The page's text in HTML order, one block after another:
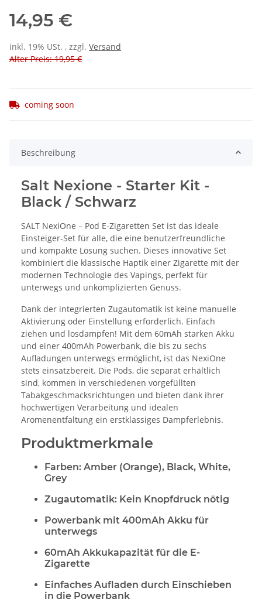
14,95 €
inkl. 19% USt. , zzgl. Versand
Alter Preis: 19,95 €
coming soon
Beschreibung
Salt Nexione - Starter Kit -
Black / Schwarz
SALT NexiOne – Pod E-Zigaretten Set ist das ideale
Einsteiger-Set für alle, die eine benutzerfreundliche
und kompakte Lösung suchen. Dieses innovative Set
kombiniert die klassische Haptik einer Zigarette mit der
modernen Technologie des Vapings, perfekt für
unterwegs und unkomplizierten Genuss.
Dank der integrierten Zugautomatik ist keine manuelle
Aktivierung oder Einstellung erforderlich. Einfach
ziehen und losdampfen! Mit dem 60mAh starken Akku
und einer 400mAh Powerbank, die bis zu sechs
Aufladungen unterwegs ermöglicht, ist das NexiOne
stets einsatzbereit. Die Pods, die separat erhältlich
sind, kommen in verschiedenen vorgefüllten
Tabakgeschmacksrichtungen und bieten dank ihrer
hochwertigen Verarbeitung und idealen
Aromenentfaltung ein erstklassiges Dampferlebnis.
Produktmerkmale
Farben: Amber (Orange), Black, White,
Grey
Zugautomatik: Kein Knopfdruck nötig
Powerbank mit 400mAh Akku für
unterwegs
60mAh Akkukapazität für die E-
Zigarette
Einfaches Aufladen durch Einschieben
in die Powerbank